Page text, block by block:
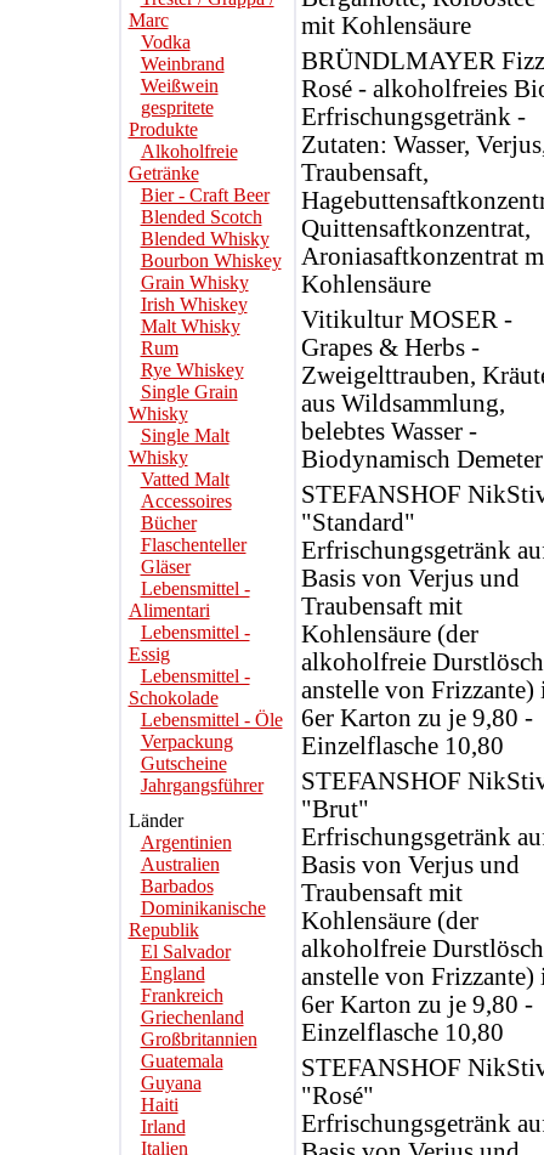
Marc
Vodka
Weinbrand
Weißwein
gespritete
Produkte
Alkoholfreie
Getränke
Bier - Craft Beer
Blended Scotch
Blended Whisky
Bourbon Whiskey
Grain Whisky
Irish Whiskey
Malt Whisky
Rum
Rye Whiskey
Single Grain
Whisky
Single Malt
Whisky
Vatted Malt
Accessoires
Bücher
Flaschenteller
Gläser
Lebensmittel -
Alimentari
Lebensmittel -
Essig
Lebensmittel -
Schokolade
Lebensmittel - Öle
Verpackung
Gutscheine
Jahrgangsführer
Länder
Argentinien
Australien
Barbados
Dominikanische
Republik
El Salvador
England
Frankreich
Griechenland
Großbritannien
Guatemala
Guyana
Haiti
Irland
Italien
mit Kohlensäure
BRÜNDLMAYER Fizz
Rosé - alkoholfreies
Erfrischungsgetränk -
Zutaten: Wasser,
Traubensaft,
Quittensaftkonzentrat,
Aroniasaftkonzentrat
Kohlensäure
Vitikultur MOSER -
Grapes & Herbs -
Zweigelttrauben,
aus Wildsammlung,
belebtes Wasser -
Biodynamisch Demeter
STEFANSHOF
"Standard"
Erfrischungsgetränk
Basis von Verjus und
Traubensaft mit
Kohlensäure (der
alkoholfreie
anstelle von Frizzante)
6er Karton zu je 9,80 -
Einzelflasche 10,80
STEFANSHOF
"Brut"
Erfrischungsgetränk
Basis von Verjus und
Traubensaft mit
Kohlensäure (der
alkoholfreie
anstelle von Frizzante)
6er Karton zu je 9,80 -
Einzelflasche 10,80
STEFANSHOF
"Rosé"
Erfrischungsgetränk